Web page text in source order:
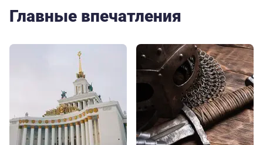
Главные впечатления